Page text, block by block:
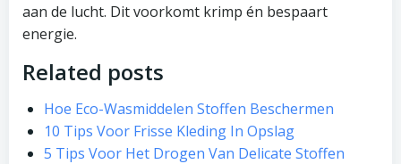
aan de lucht. Dit voorkomt krimp én bespaart
energie.
Related posts
Hoe Eco-Wasmiddelen Stoffen Beschermen
10 Tips Voor Frisse Kleding In Opslag
5 Tips Voor Het Drogen Van Delicate Stoffen